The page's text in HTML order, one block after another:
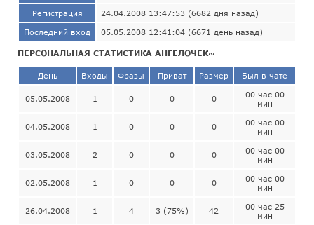
Регистрация 24.04.2008 13:47:53 (6682 дня назад)
Последний вход 05.05.2008 12:41:04 (6671 день назад)
ПЕРСОНАЛЬНАЯ СТАТИСТИКА АНГЕЛОЧЕК~
День Входы Фразы Приват Размер Был в чате
05.05.2008 1 0 0 0
00 час 00
мин
04.05.2008 1 0 0 0
00 час 00
мин
03.05.2008 2 0 0 0
00 час 00
мин
02.05.2008 1 0 0 0
00 час 00
мин
26.04.2008 1 4 3 (75%) 42
00 час 25
мин